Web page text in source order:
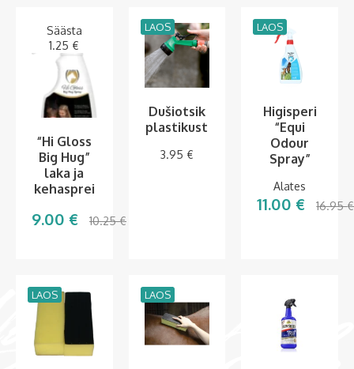
Säästa
1.25 €
“Hi Gloss
Big Hug”
laka ja
kehasprei
9.00 € 10.25€
Dušiotsik
plastikust
3.95 €
LAOS
Higisperi
“Equi
Odour
Spray”
Alates
11.00 € 16.95€
LAOS
LAOS LAOS